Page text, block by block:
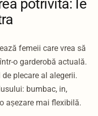
potrivită: Ie
femeii care vrea să
o garderobă actuală.
plecare al alegerii.
bumbac, in,
așezare mai flexibilă.